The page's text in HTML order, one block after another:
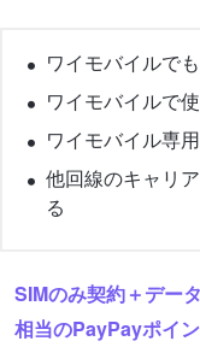
ワイモバイルでも
ワイモバイルで
ワイモバイル専
他回線のキャリ
る
SIMのみ契約＋デー
相当のPayPayポイ